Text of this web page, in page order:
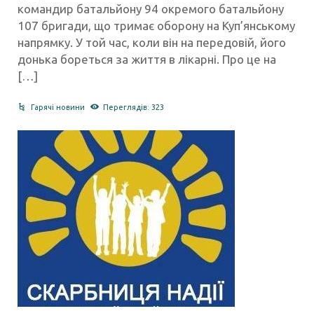
командир батальйону 94 окремого батальйону
107 бригади, що тримає оборону на Куп’янському
напрямку. У той час, коли він на передовій, його
донька бореться за життя в лікарні. Про це на
[…]
Гарячі новини Переглядів: 323